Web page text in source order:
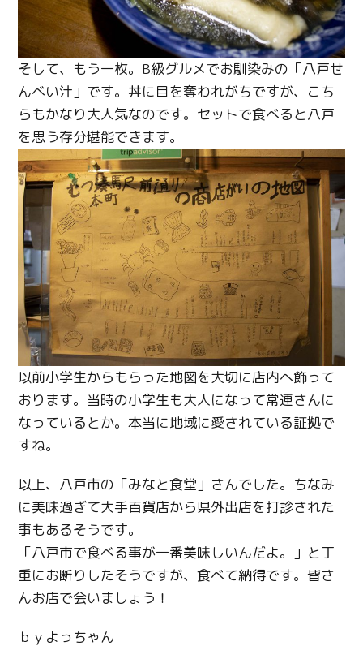
そして、もう一枚。B級グルメでお馴染みの「八戸せ
んべい汁」です。丼に目を奪われがちですが、こち
らもかなり大人気なのです。セットで食べると八戸
を思う存分堪能できます。
以前小学生からもらった地図を大切に店内へ飾って
おります。当時の小学生も大人になって常連さんに
なっているとか。本当に地域に愛されている証拠で
すね。
以上、八戸市の「みなと食堂」さんでした。ちなみ
に美味過ぎて大手百貨店から県外出店を打診された
事もあるそうです。
「八戸市で食べる事が一番美味しいんだよ。」と丁
重にお断りしたそうですが、食べて納得です。皆さ
んお店で会いましょう！
ｂｙよっちゃん